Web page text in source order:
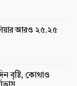
আরও ২৫.২৫
বৃষ্টি, কোথাও